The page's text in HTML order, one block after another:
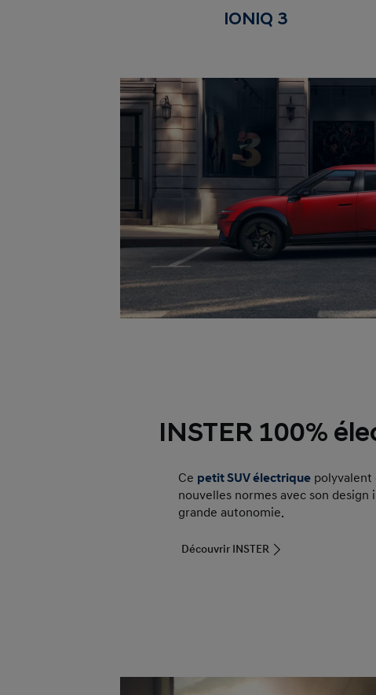
IONIQ 3
INSTER 100%
Ce petit SUV électriquepolyvalent
nouvelles normes avec son design
grande autonomie.
Découvrir INSTER